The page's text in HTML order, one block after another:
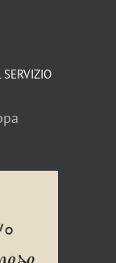
SERVIZIO